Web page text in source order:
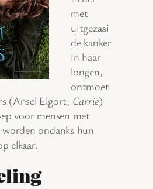
met
uitgezaai
de kanker
in haar
longen,
ontmoet
(Ansel Elgort, Carrie)
voor mensen met
ondanks hun
elkaar.